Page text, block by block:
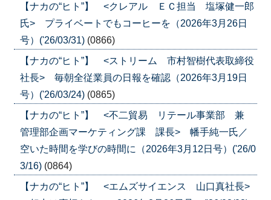
【ナカの“ヒト”】 <クレアル ＥＣ担当 塩塚健一郎
氏> プライベートでもコーヒーを（2026年3月26日
号）('26/03/31) (0866)
【ナカの“ヒト”】 <ストリーム 市村智樹代表取締役
社長> 毎朝全従業員の日報を確認（2026年3月19日
号）('26/03/24) (0865)
【ナカの“ヒト”】 <不二貿易 リテール事業部 兼
管理部企画マーケティング課 課長> 幡手純一氏／
空いた時間を学びの時間に（2026年3月12日号）('26/0
3/16) (0864)
【ナカの“ヒト”】 <エムズサイエンス 山口真社長>